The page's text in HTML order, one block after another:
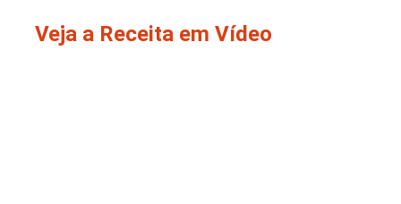
Veja a Receita em Vídeo